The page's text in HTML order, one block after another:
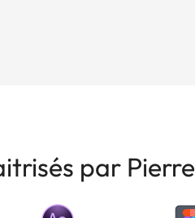
par Pierre